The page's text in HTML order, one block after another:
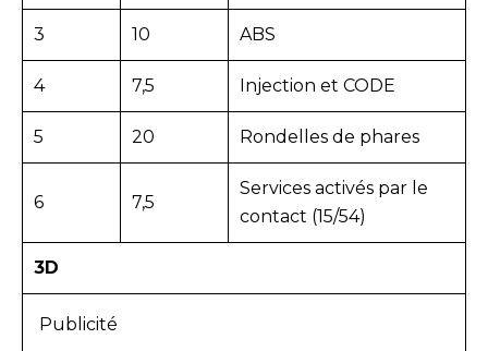
3 10 ABS
4 7,5 Injection et CODE
5 20 Rondelles de phares
6 7,5
Services activés par le
contact (15/54)
3D
Publicité